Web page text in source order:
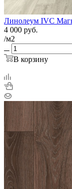
Линолеум IVC
4 000 руб.
/м2
В корзину